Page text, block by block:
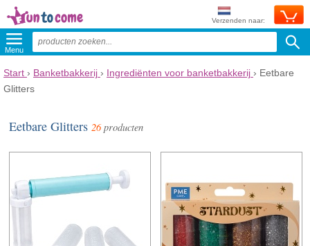
Verzenden naar:
Menu
Start › Banketbakkerij › Ingrediënten voor banketbakkerij › Eetbare
Glitters
Eetbare Glitters26producten